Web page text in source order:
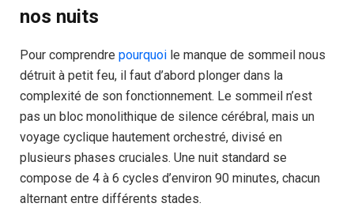
nos nuits
Pour comprendre pourquoi le manque de sommeil nous
détruit à petit feu, il faut d’abord plonger dans la
complexité de son fonctionnement. Le sommeil n’est
pas un bloc monolithique de silence cérébral, mais un
voyage cyclique hautement orchestré, divisé en
plusieurs phases cruciales. Une nuit standard se
compose de 4 à 6 cycles d’environ 90 minutes, chacun
alternant entre différents stades.